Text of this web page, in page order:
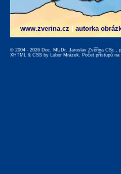
www.zverina.cz autorka
© 2004 - 2026 Doc. MUDr. Jaroslav Zvěřina CSc.,
XHTML & CSS by Lubor Mrázek. Počet přístupů na